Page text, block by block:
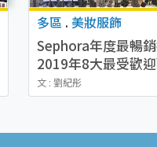
多區 .美妝服飾
Sephora年度最暢銷
2019年8大最受歡
晒冷
文 : 劉紀彤